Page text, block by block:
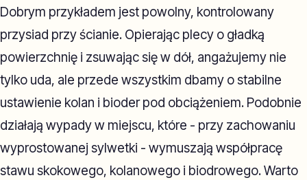
Dobrym przykładem jest powolny, kontrolowany
przysiad przy ścianie. Opierając plecy o gładką
powierzchnię i zsuwając się w dół, angażujemy nie
tylko uda, ale przede wszystkim dbamy o stabilne
ustawienie kolan i bioder pod obciążeniem. Podobnie
działają wypady w miejscu, które - przy zachowaniu
wyprostowanej sylwetki - wymuszają współpracę
stawu skokowego, kolanowego i biodrowego. Warto